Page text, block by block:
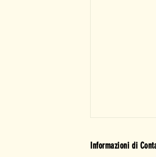
Informazioni di